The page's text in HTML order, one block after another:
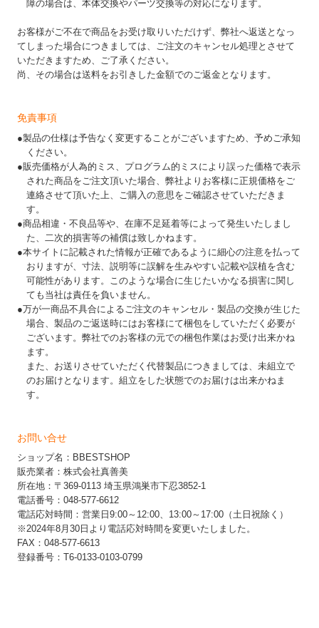
障の場合は、本体交換やパーツ交換等の対応になります。
お客様がご不在で商品をお受け取りいただけず、弊社へ返送となっ
てしまった場合につきましては、ご注文のキャンセル処理とさせて
いただきますため、ご了承ください。
尚、その場合は送料をお引きした金額でのご返金となります。
免責事項
●製品の仕様は予告なく変更することがございますため、予めご承知
ください。
●販売価格が人為的ミス、プログラム的ミスにより誤った価格で表示
された商品をご注文頂いた場合、弊社よりお客様に正規価格をご
連絡させて頂いた上、ご購入の意思をご確認させていただきま
す。
●商品相違・不良品等や、在庫不足延着等によって発生いたしまし
た、二次的損害等の補償は致しかねます。
●本サイトに記載された情報が正確であるように細心の注意を払って
おりますが、寸法、説明等に誤解を生みやすい記載や誤植を含む
可能性があります。このような場合に生じたいかなる損害に関し
ても当社は責任を負いません。
●万が一商品不具合によるご注文のキャンセル・製品の交換が生じた
場合、製品のご返送時にはお客様にて梱包をしていただく必要が
ございます。弊社でのお客様の元での梱包作業はお受け出来かね
ます。
また、お送りさせていただく代替製品につきましては、未組立で
のお届けとなります。組立をした状態でのお届けは出来かねま
す。
お問い合せ
ショップ名：BBESTSHOP
販売業者：株式会社真善美
所在地：〒369-0113 埼玉県鴻巣市下忍3852-1
電話番号：048-577-6612
電話応対時間：営業日9:00～12:00、13:00～17:00（土日祝除く）
※2024年8月30日より電話応対時間を変更いたしました。
FAX：048-577-6613
登録番号：T6-0133-0103-0799